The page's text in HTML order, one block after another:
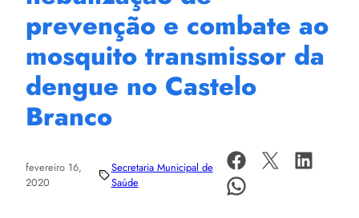
prevenção e combate ao
mosquito transmissor da
dengue no Castelo
Branco
fevereiro 16,
2020
Secretaria Municipal de
Saúde